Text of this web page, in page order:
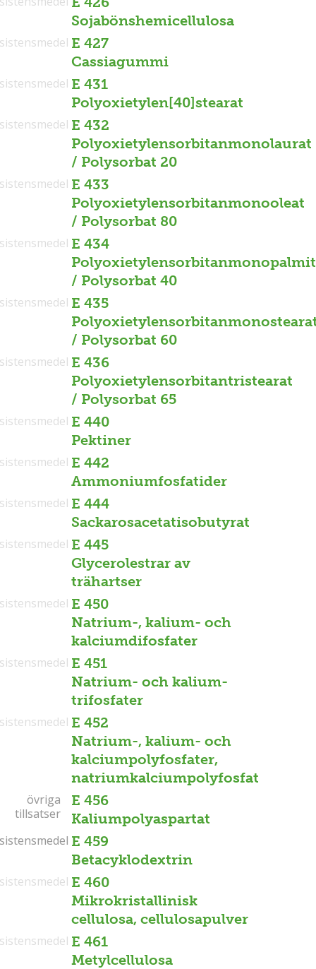
Sojabönshemicellulosa
E 427
Cassiagummi
E 431
Polyoxietylen[40]stearat
E 432
Polyoxietylensorbitanmonolaurat
/ Polysorbat 20
E 433
Polyoxietylensorbitanmonooleat
/ Polysorbat 80
E 434
/ Polysorbat 40
E 435
/ Polysorbat 60
E 436
Polyoxietylensorbitantristearat
/ Polysorbat 65
E 440
Pektiner
E 442
Ammoniumfosfatider
E 444
Sackarosacetatisobutyrat
E 445
Glycerolestrar av
trähartser
E 450
Natrium-, kalium- och
kalciumdifosfater
E 451
Natrium- och kalium-
trifosfater
E 452
Natrium-, kalium- och
kalciumpolyfosfater,
natriumkalciumpolyfosfat
E 456
Kaliumpolyaspartat
övriga
tillsatser
övriga
tillsatser
E 459
Betacyklodextrin
E 460
Mikrokristallinisk
cellulosa, cellulosapulver
E 461
Metylcellulosa